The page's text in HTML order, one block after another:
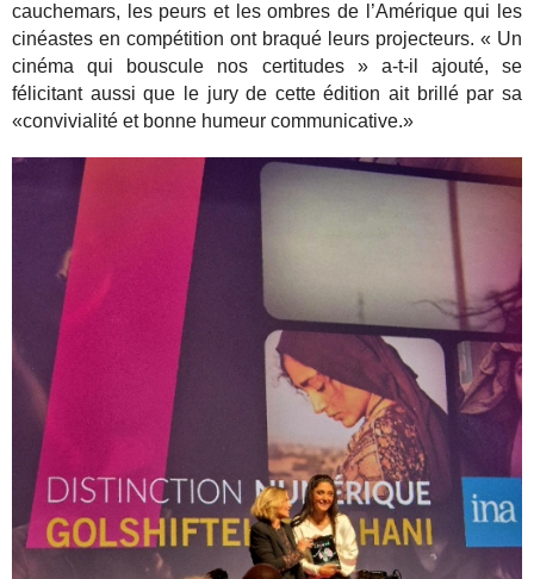
cauchemars, les peurs et les ombres de l’Amérique qui les
cinéastes en compétition ont braqué leurs projecteurs. « Un
cinéma qui bouscule nos certitudes » a-t-il ajouté, se
félicitant aussi que le jury de cette édition ait brillé par sa
«convivialité et bonne humeur communicative.»